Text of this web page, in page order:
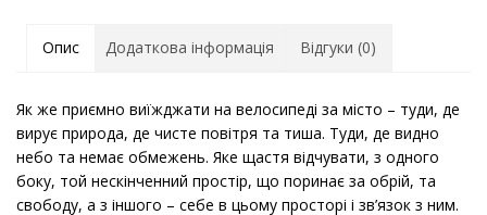
ь
Опис Додаткова інформація Відгуки (0)
Як же приємно виїжджати на велосипеді за місто – туди, де
вирує природа, де чисте повітря та тиша. Туди, де видно
небо та немає обмежень. Яке щастя відчувати, з одного
боку, той нескінченний простір, що поринає за обрій, та
свободу, а з іншого – себе в цьому просторі і зв’язок з ним.